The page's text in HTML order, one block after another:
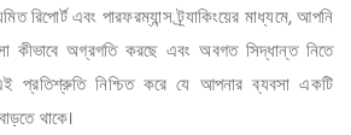
রিপোর্ট এবং পারফরম্যান্স ট্র্যাকিংয়ের মাধ্যমে, আপনি
কীভাবে অগ্রগতি করছে এবং অবগত সিদ্ধান্ত নিতে
প্রতিশ্রুতি নিশ্চিত করে যে আপনার ব্যবসা একটি
থাকে।